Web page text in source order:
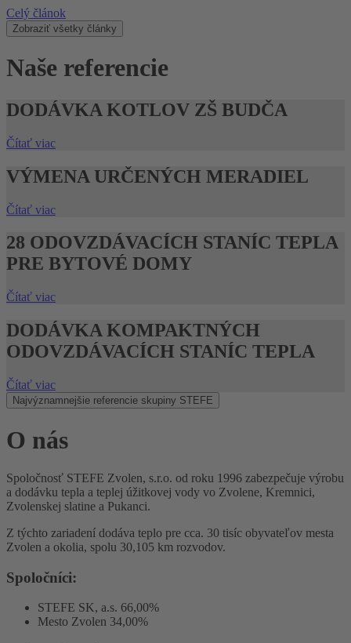
Celý článok
Zobraziť všetky články
Naše referencie
DODÁVKA KOTLOV ZŠ BUDČA
Čítať viac
VÝMENA URČENÝCH MERADIEL
Čítať viac
28 ODOVZDÁVACÍCH STANÍC TEPLA
PRE BYTOVÉ DOMY
Čítať viac
DODÁVKA KOMPAKTNÝCH
ODOVZDÁVACÍCH STANÍC TEPLA
Čítať viac
Najvýznamnejšie referencie skupiny STEFE
O nás
Spoločnosť STEFE Zvolen, s.r.o. od roku 1996 zabezpečuje výrobu
a dodávku tepla a teplej úžitkovej vody vo Zvolene, Kremnici,
Zvolenskej slatine a Pukanci.
Z týchto zariadení dodáva teplo pre cca. 30 tisíc obyvateľov mesta
Zvolen a okolia, spolu 30,105 km rozvodov.
Spoločníci:
STEFE SK, a.s. 66,00%
Mesto Zvolen 34,00%